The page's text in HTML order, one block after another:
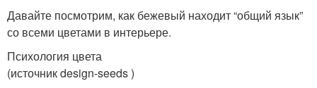
Давайте посмотрим, как бежевый находит “общий язык”
со всеми цветами в интерьере.
Психология цвета
(источник design-seeds )